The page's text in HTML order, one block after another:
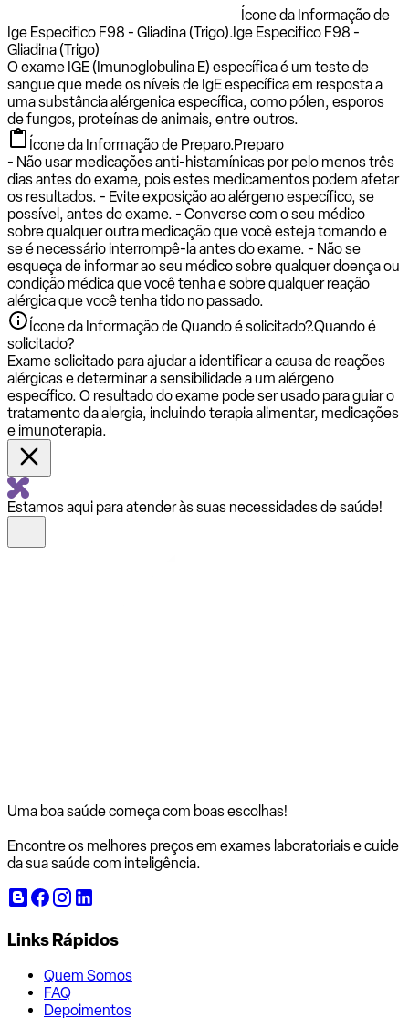
Ícone da Informação de
Ige Especifico F98 - Gliadina (Trigo).Ige Especifico F98 -
Gliadina (Trigo)
O exame IGE (Imunoglobulina E) específica é um teste de
sangue que mede os níveis de IgE específica em resposta a
uma substância alérgenica específica, como pólen, esporos
de fungos, proteínas de animais, entre outros.
Ícone da Informação de Preparo.Preparo
- Não usar medicações anti-histamínicas por pelo menos três
dias antes do exame, pois estes medicamentos podem afetar
os resultados. - Evite exposição ao alérgeno específico, se
possível, antes do exame. - Converse com o seu médico
sobre qualquer outra medicação que você esteja tomando e
se é necessário interrompê-la antes do exame. - Não se
esqueça de informar ao seu médico sobre qualquer doença ou
condição médica que você tenha e sobre qualquer reação
alérgica que você tenha tido no passado.
Ícone da Informação de Quando é solicitado?.Quando é
solicitado?
Exame solicitado para ajudar a identificar a causa de reações
alérgicas e determinar a sensibilidade a um alérgeno
específico. O resultado do exame pode ser usado para guiar o
tratamento da alergia, incluindo terapia alimentar, medicações
e imunoterapia.
Estamos aqui para atender às suas necessidades de saúde!
Uma boa saúde começa com boas escolhas!
Encontre os melhores preços em exames laboratoriais e cuide
da sua saúde com inteligência.
Links Rápidos
Quem Somos
FAQ
Depoimentos